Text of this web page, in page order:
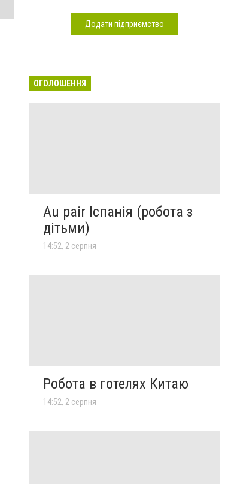
Додати підприємство
ОГОЛОШЕННЯ
Au pair Іспанія (робота з
дітьми)
14:52, 2 серпня
Робота в готелях Китаю
14:52, 2 серпня